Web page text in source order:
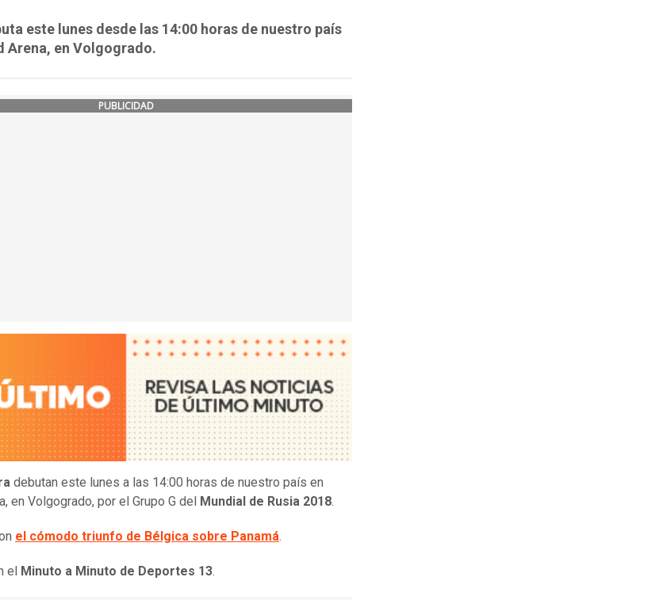
este lunes desde las 14:00 horas de nuestro país
Arena, en Volgogrado.
PUBLICIDAD
debutan este lunes a las 14:00 horas de nuestro país en
en Volgogrado, por el Grupo G del
Mundial de Rusia 2018.
el cómodo triunfo de Bélgica sobre Panamá.
el Minuto a Minuto de Deportes 13.